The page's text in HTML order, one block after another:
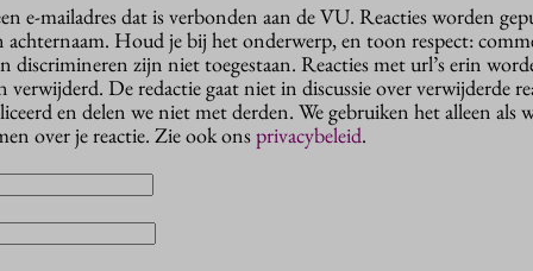
e-mailadres dat is verbonden aan de VU. Reacties worden
Houd je bij het onderwerp, en toon respect:
discrimineren zijn niet toegestaan. Reacties met url’s erin
verwijderd. De redactie gaat niet in discussie over verwijderde
en delen we niet met derden. We gebruiken het alleen als
over je reactie. Zie ook onsprivacybeleid.